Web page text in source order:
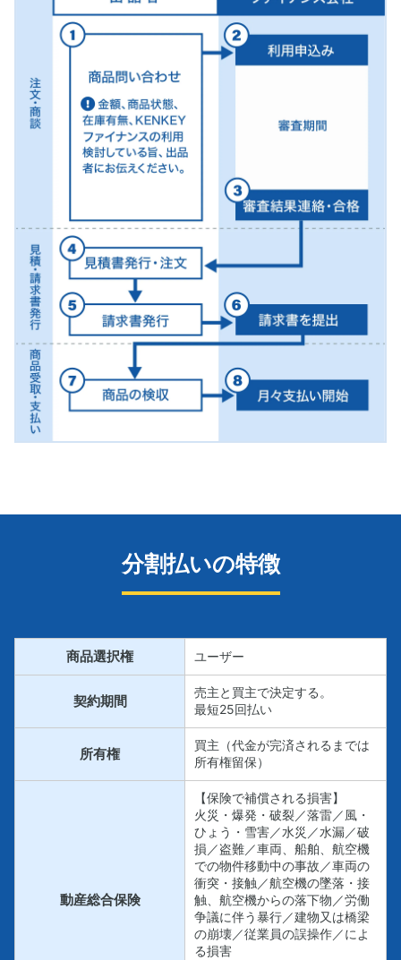
分割払いの特徴
商品選択権 ユーザー
契約期間
売主と買主で決定する。
最短25回払い
所有権
買主（代金が完済されるまでは
所有権留保）
動産総合保険
【保険で補償される損害】
火災・爆発・破裂／落雷／風・
ひょう・雪害／水災／水漏／破
損／盗難／車両、船舶、航空機
での物件移動中の事故／車両の
衝突・接触／航空機の墜落・接
触、航空機からの落下物／労働
争議に伴う暴行／建物又は橋梁
の崩壊／従業員の誤操作／によ
る損害